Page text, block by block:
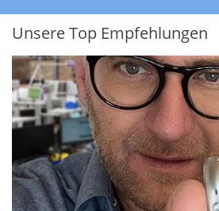
Unsere Top Empfehlungen